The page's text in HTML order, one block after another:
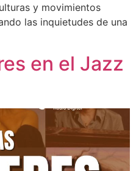
y movimientos
las inquietudes de una
en el Jazz